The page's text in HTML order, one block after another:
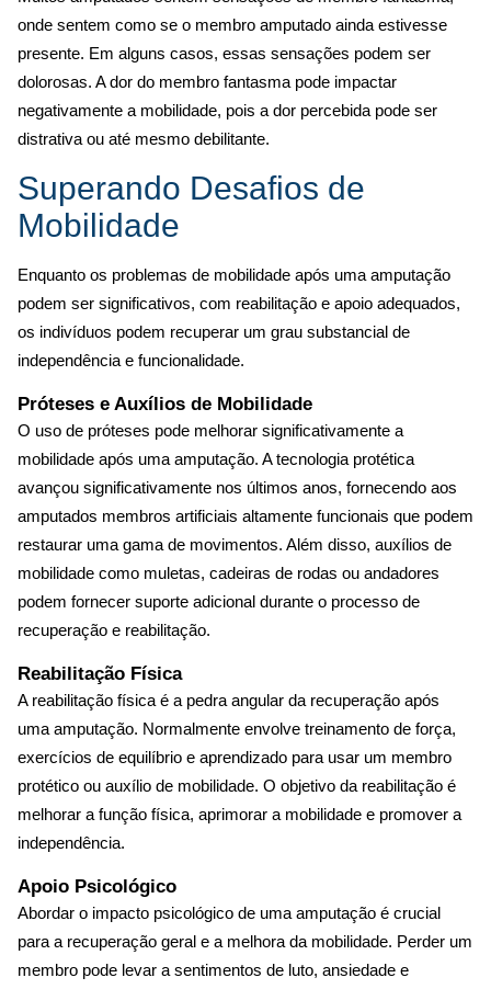
onde sentem como se o membro amputado ainda estivesse
presente. Em alguns casos, essas sensações podem ser
dolorosas. A dor do membro fantasma pode impactar
negativamente a mobilidade, pois a dor percebida pode ser
distrativa ou até mesmo debilitante.
Superando Desafios de
Mobilidade
Enquanto os problemas de mobilidade após uma amputação
podem ser significativos, com reabilitação e apoio adequados,
os indivíduos podem recuperar um grau substancial de
independência e funcionalidade.
Próteses e Auxílios de Mobilidade
O uso de próteses pode melhorar significativamente a
mobilidade após uma amputação. A tecnologia protética
avançou significativamente nos últimos anos, fornecendo aos
amputados membros artificiais altamente funcionais que podem
restaurar uma gama de movimentos. Além disso, auxílios de
mobilidade como muletas, cadeiras de rodas ou andadores
podem fornecer suporte adicional durante o processo de
recuperação e reabilitação.
Reabilitação Física
A reabilitação física é a pedra angular da recuperação após
uma amputação. Normalmente envolve treinamento de força,
exercícios de equilíbrio e aprendizado para usar um membro
protético ou auxílio de mobilidade. O objetivo da reabilitação é
melhorar a função física, aprimorar a mobilidade e promover a
independência.
Apoio Psicológico
Abordar o impacto psicológico de uma amputação é crucial
para a recuperação geral e a melhora da mobilidade. Perder um
membro pode levar a sentimentos de luto, ansiedade e